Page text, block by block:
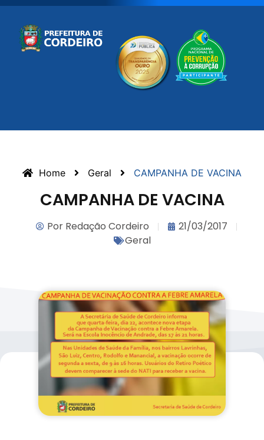
Home Geral CAMPANHA DE VACINA
CAMPANHA DE VACINA
Por Redação Cordeiro
21/03/2017
Geral